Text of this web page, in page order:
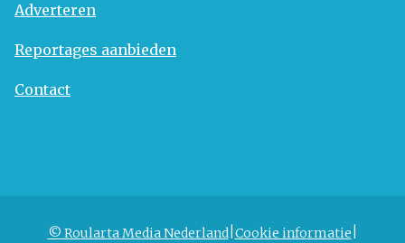
Adverteren
Reportages aanbieden
Contact
© Roularta Media Nederland Cookie informatie